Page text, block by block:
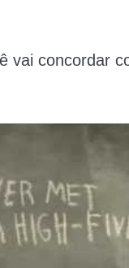
vai concordar